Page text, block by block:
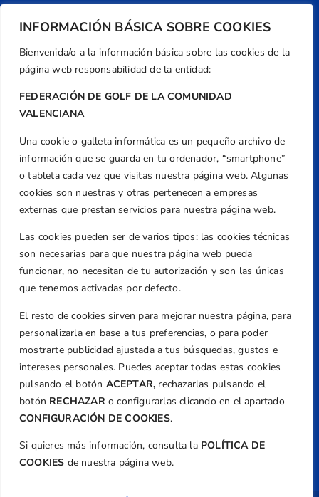
INFORMACIÓN BÁSICA SOBRE COOKIES
Bienvenida/o a la información básica sobre las cookies de la
página web responsabilidad de la entidad:
FEDERACIÓN DE GOLF DE LA COMUNIDAD
VALENCIANA
Una cookie o galleta informática es un pequeño archivo de
información que se guarda en tu ordenador, “smartphone”
o tableta cada vez que visitas nuestra página web. Algunas
cookies son nuestras y otras pertenecen a empresas
externas que prestan servicios para nuestra página web.
Las cookies pueden ser de varios tipos: las cookies técnicas
son necesarias para que nuestra página web pueda
funcionar, no necesitan de tu autorización y son las únicas
que tenemos activadas por defecto.
El resto de cookies sirven para mejorar nuestra página, para
personalizarla en base a tus preferencias, o para poder
mostrarte publicidad ajustada a tus búsquedas, gustos e
intereses personales. Puedes aceptar todas estas cookies
pulsando el botón ACEPTAR, rechazarlas pulsando el
botón RECHAZARo configurarlas clicando en el apartado
CONFIGURACIÓN DE COOKIES.
Si quieres más información, consulta la POLÍTICA DE
COOKIES de nuestra página web.
Dirección
Centre de L´Esport, Carrer d'Isaac Peral i
Caballero, Nº 5, Despachos 2 y 3, 46980,
Valencia
Teléfono
+34 961 367 799
Email
federacion@golfcv.com
Aviso Legal
Política de Privacidad
Transparencia
Normativa
Federación